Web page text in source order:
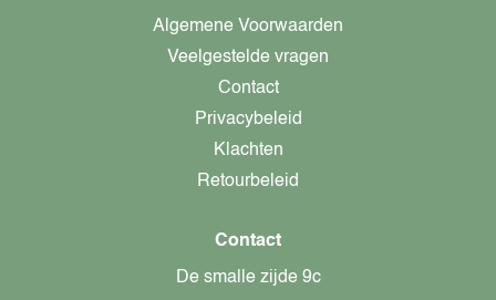
Algemene Voorwaarden
Veelgestelde vragen
Contact
Privacybeleid
Klachten
Retourbeleid
Contact
De smalle zijde 9c